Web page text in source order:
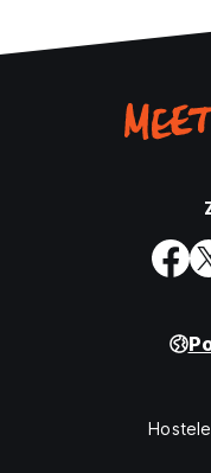
Hostele